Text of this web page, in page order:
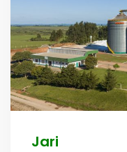
Jari